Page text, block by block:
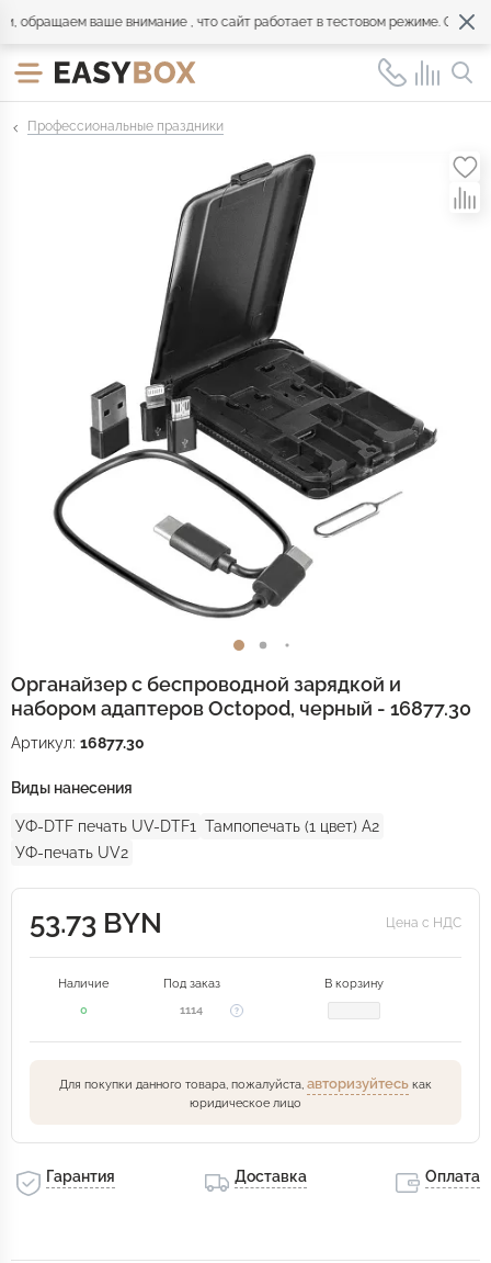
ваше внимание , что сайт работает в тестовом режиме.
Профессиональные праздники
Органайзер с беспроводной зарядкой и
набором адаптеров Octopod, черный - 16877.30
Артикул: 16877.30
Виды нанесения
УФ-DTF печать UV-DTF1
Тампопечать (1 цвет) A2
УФ-печать UV2
53.73 BYN Цена с НДС
Наличие Под заказ
В корзину
0
1114
Для покупки данного товара, пожалуйста, авторизуйтесь как
юридическое лицо
Гарантия Доставка Оплата